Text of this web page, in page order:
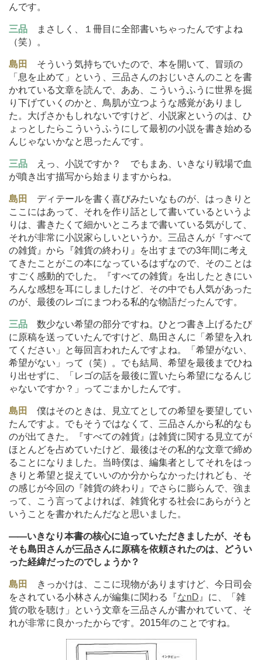
んです。
三品
まさしく、１冊目に全部書いちゃったんですよね
（笑）。
島田
そういう気持ちでいたので、本を開いて、冒頭の
「息を止めて」という、三品さんのおじいさんのことを書
かれている文章を読んで、ああ、こういうふうに世界を掘
り下げていくのかと、鳥肌が立つような感覚がありまし
た。大げさかもしれないですけど、小説家というのは、ひ
ょっとしたらこういうふうにして最初の小説を書き始める
んじゃないかなと思ったんです。
三品
えっ、小説ですか？ でもまあ、いきなり戦場で血
が噴き出す描写から始まりますからね。
島田
ディテールを書く喜びみたいなものが、はっきりと
ここにはあって、それを作り話として書いているというよ
りは、書きたくて細かいところまで書いている気がして、
それが非常に小説家らしいというか。三品さんが『すべて
の雑貨』から『雑貨の終わり』を出すまでの3年間に考え
てきたことがこの本になっているはずなので、そのことは
すごく感動的でした。『すべての雑貨』を出したときにい
ろんな感想を耳にしましたけど、その中でも人気があった
のが、最後のレゴにまつわる私的な物語だったんです。
三品
数少ない希望の部分ですね。ひとつ書き上げるたび
に原稿を送っていたんですけど、島田さんに「希望を入れ
てください」と毎回言われたんですよね。「希望がない、
希望がない」って（笑）。でも結局、希望を最後までひね
り出せずに、「レゴの話を最後に置いたら希望になるんじ
ゃないですか？」ってごまかしたんです。
島田
僕はそのときは、見立てとしての希望を要望してい
たんですよ。でもそうではなくて、三品さんから私的なも
のが出てきた。『すべての雑貨』は雑貨に関する見立てが
ほとんどを占めていたけど、最後はその私的な文章で締め
ることになりました。当時僕は、編集者としてそれをはっ
きりと希望と捉えていいのか分からなかったけれども、そ
の感じが今回の『雑貨の終わり』でさらに膨らんで、強ま
って、こう言ってよければ、雑貨化する社会にあらがうと
いうことを書かれたんだなと思いました。
――いきなり本書の核心に迫っていただきましたが、そも
そも島田さんが三品さんに原稿を依頼されたのは、どうい
った経緯だったのでしょうか？
島田
きっかけは、ここに現物がありますけど、今日司会
をされている小林さんが編集に関わる『なnD 』に、「雑
貨の歌を聴け」という文章を三品さんが書かれていて、そ
れが非常に良かったからです。2015年のことですね。